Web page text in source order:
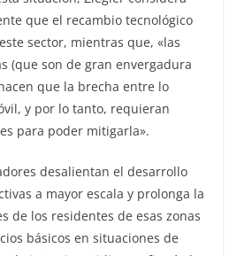
que el recambio tecnológico
sector, mientras que, «las
(que son de gran envergadura
que la brecha entre lo
y por lo tanto, requieran
para poder mitigarla».
desalientan el desarrollo
a mayor escala y prolonga la
de los residentes de esas zonas
básicos en situaciones de